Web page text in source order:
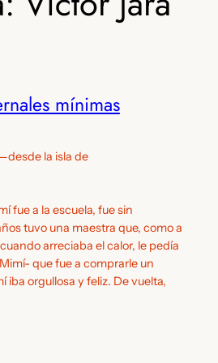
mínimas
desde la isla de
fue a la escuela, fue sin
tuvo una maestra que, como a
arreciaba el calor, le pedía
que fue a comprarle un
iba orgullosa y feliz. De vuelta,